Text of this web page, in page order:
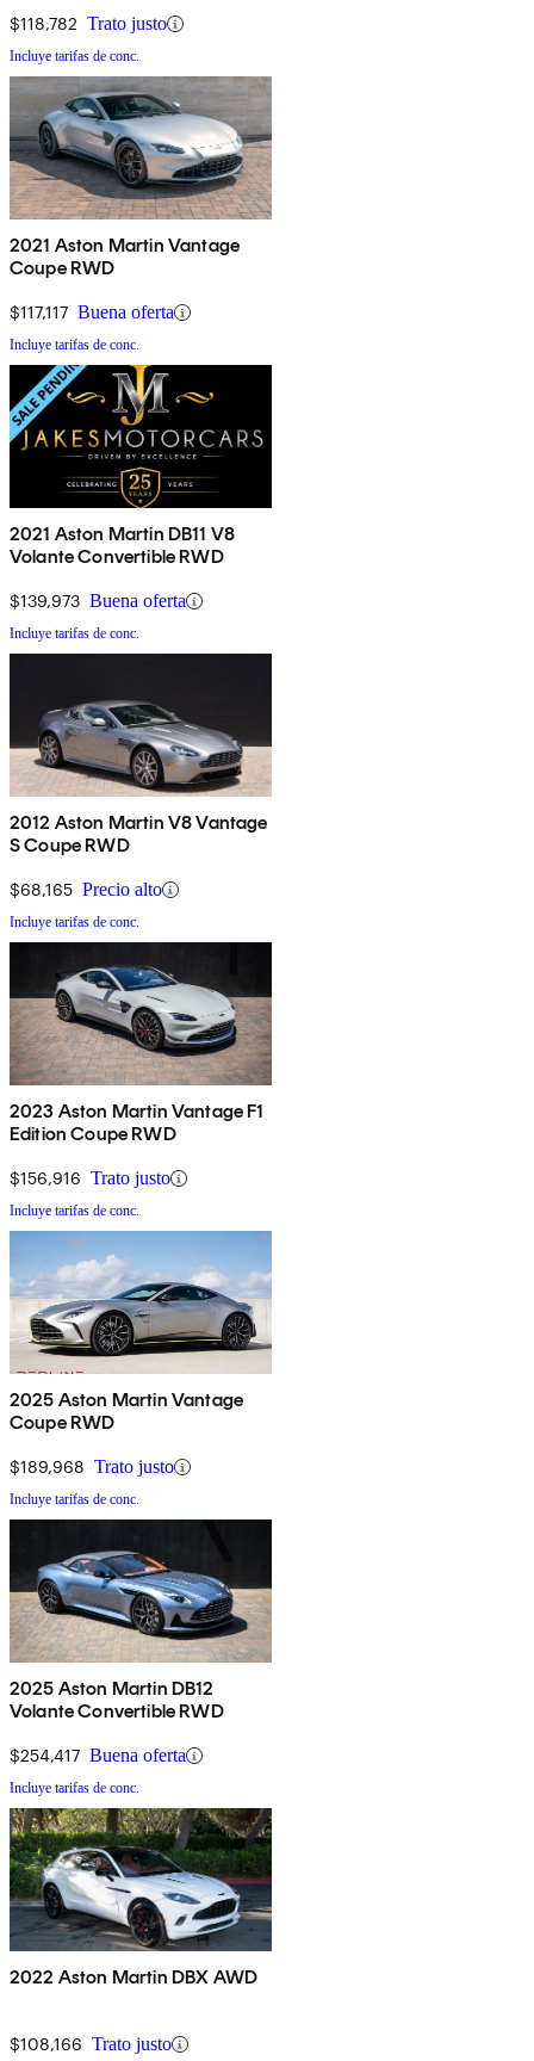
$118,782 Trato justo
Incluye tarifas de conc.
2021 Aston Martin Vantage
Coupe RWD
$117,117 Buena oferta
Incluye tarifas de conc.
2021 Aston Martin DB11 V8
Volante Convertible RWD
$139,973 Buena oferta
Incluye tarifas de conc.
2012 Aston Martin V8 Vantage
S Coupe RWD
$68,165 Precio alto
Incluye tarifas de conc.
2023 Aston Martin Vantage F1
Edition Coupe RWD
$156,916 Trato justo
Incluye tarifas de conc.
2025 Aston Martin Vantage
Coupe RWD
$189,968 Trato justo
Incluye tarifas de conc.
2025 Aston Martin DB12
Volante Convertible RWD
$254,417 Buena oferta
Incluye tarifas de conc.
2022 Aston Martin DBX AWD
$108,166 Trato justo